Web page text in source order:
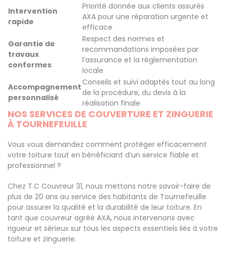
Intervention
rapide
Priorité donnée aux clients assurés
AXA pour une réparation urgente et
efficace
Garantie de
travaux
conformes
Respect des normes et
recommandations imposées par
l’assurance et la réglementation
locale
Accompagnement
personnalisé
Conseils et suivi adaptés tout au long
de la procédure, du devis à la
réalisation finale
NOS SERVICES DE COUVERTURE ET ZINGUERIE
À TOURNEFEUILLE
Vous vous demandez comment protéger efficacement
votre toiture tout en bénéficiant d’un service fiable et
professionnel ?
Chez T.C Couvreur 31, nous mettons notre savoir-faire de
plus de 20 ans au service des habitants de Tournefeuille
pour assurer la qualité et la durabilité de leur toiture. En
tant que couvreur agréé AXA, nous intervenons avec
rigueur et sérieux sur tous les aspects essentiels liés à votre
toiture et zinguerie.